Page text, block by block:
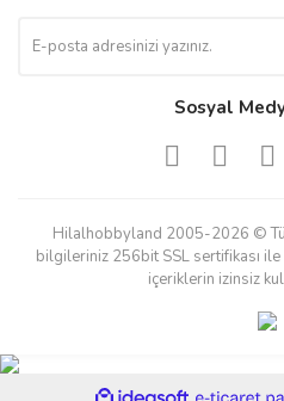
Sosyal
Hilalhobbyland 2005-2026 ©
bilgileriniz 256bit SSL sertifikası
içeriklerin izinsiz
ideasoft